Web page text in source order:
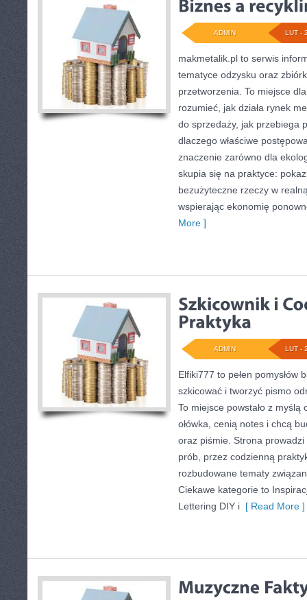
LUT -
ADMIN
makmetalik.pl to serwis
tematyce odzysku oraz
przetworzenia. To miejsce
rozumieć, jak działa rynek
do sprzedaży, jak przebiega
dlaczego właściwe
znaczenie zarówno dla
skupia się na praktyce:
bezużyteczne rzeczy w
wspierając ekonomię
More ]
LUT -
ADMIN
Elfiki777 to pełen pomysłów
szkicować i tworzyć pismo
To miejsce powstało z
ołówka, cenią notes i chcą
oraz piśmie. Strona
prób, przez codzienną
rozbudowane tematy
Ciekawe kategorie to
Lettering DIY i [ Read More ]